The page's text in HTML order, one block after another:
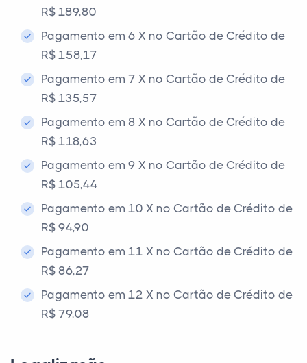
R$ 189,80
Pagamento em 6 X no Cartão de Crédito de
R$ 158,17
Pagamento em 7 X no Cartão de Crédito de
R$ 135,57
Pagamento em 8 X no Cartão de Crédito de
R$ 118,63
Pagamento em 9 X no Cartão de Crédito de
R$ 105,44
Pagamento em 10 X no Cartão de Crédito de
R$ 94,90
Pagamento em 11 X no Cartão de Crédito de
R$ 86,27
Pagamento em 12 X no Cartão de Crédito de
R$ 79,08